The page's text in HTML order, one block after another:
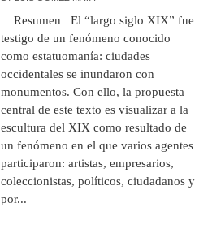
Resumen El “largo siglo XIX” fue
testigo de un fenómeno conocido
como estatuomanía: ciudades
occidentales se inundaron con
monumentos. Con ello, la propuesta
central de este texto es visualizar a la
escultura del XIX como resultado de
un fenómeno en el que varios agentes
participaron: artistas, empresarios,
coleccionistas, políticos, ciudadanos y
por...